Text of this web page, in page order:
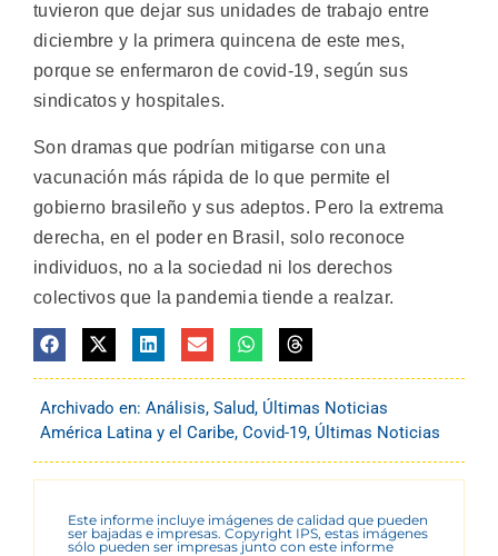
tuvieron que dejar sus unidades de trabajo entre
diciembre y la primera quincena de este mes,
porque se enfermaron de covid-19, según sus
sindicatos y hospitales.
Son dramas que podrían mitigarse con una
vacunación más rápida de lo que permite el
gobierno brasileño y sus adeptos. Pero la extrema
derecha, en el poder en Brasil, solo reconoce
individuos, no a la sociedad ni los derechos
colectivos que la pandemia tiende a realzar.
Archivado en: Análisis, Salud, Últimas Noticias
América Latina y el Caribe, Covid-19, Últimas Noticias
Este informe incluye imágenes de calidad que pueden
ser bajadas e impresas. Copyright IPS, estas imágenes
sólo pueden ser impresas junto con este informe